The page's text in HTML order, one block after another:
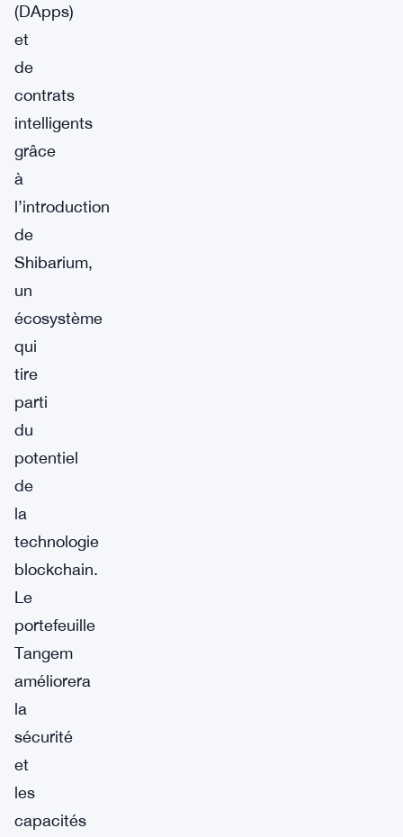
(DApps)
et
de
contrats
intelligents
grâce
à
l’introduction
de
Shibarium,
un
écosystème
qui
tire
parti
du
potentiel
de
la
technologie
blockchain.
Le
portefeuille
Tangem
améliorera
la
sécurité
et
les
capacités